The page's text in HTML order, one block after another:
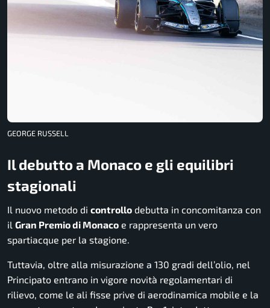
GEORGE RUSSELL
Il debutto a Monaco e gli equilibri
stagionali
Il nuovo metodo di controllo debutta in concomitanza con
il Gran Premio di Monaco e rappresenta un vero
spartiacque per la stagione.
Tuttavia, oltre alla misurazione a 130 gradi dell’olio, nel
Principato entrano in vigore novità regolamentari di
rilievo, come le ali fisse prive di aerodinamica mobile e la